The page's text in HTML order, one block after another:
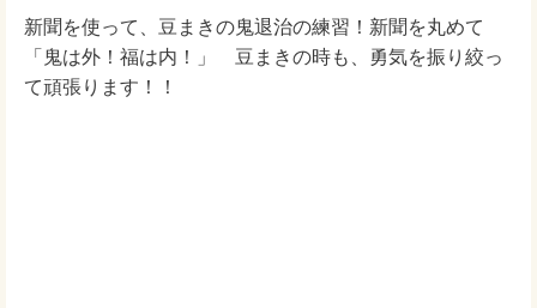
新聞を使って、豆まきの鬼退治の練習！新聞を丸めて
「鬼は外！福は内！」 豆まきの時も、勇気を振り絞っ
て頑張ります！！